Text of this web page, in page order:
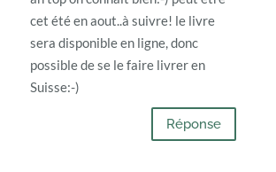
cet été en aout..à suivre! le livre
sera disponible en ligne, donc
possible de se le faire livrer en
Suisse:-)
Réponse